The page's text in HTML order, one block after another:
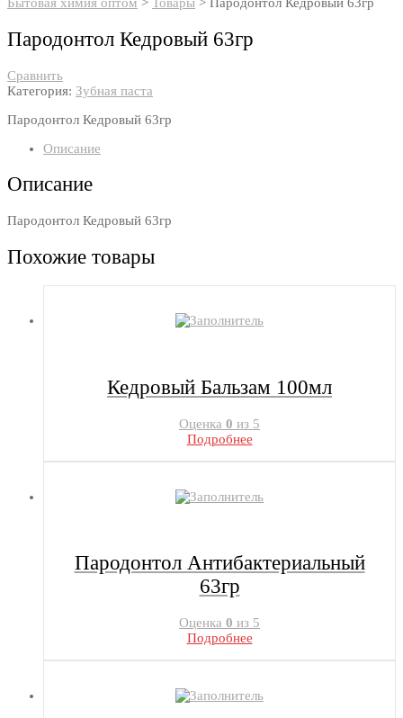
Бытовая химия оптом > Товары > Пародонтол Кедровый 63гр
Пародонтол Кедровый 63гр
Сравнить
Категория: Зубная паста
Пародонтол Кедровый 63гр
Описание
Описание
Пародонтол Кедровый 63гр
Похожие товары
Кедровый Бальзам 100мл
Оценка 0 из 5
Подробнее
Пародонтол Антибактериальный
63гр
Оценка 0 из 5
Подробнее